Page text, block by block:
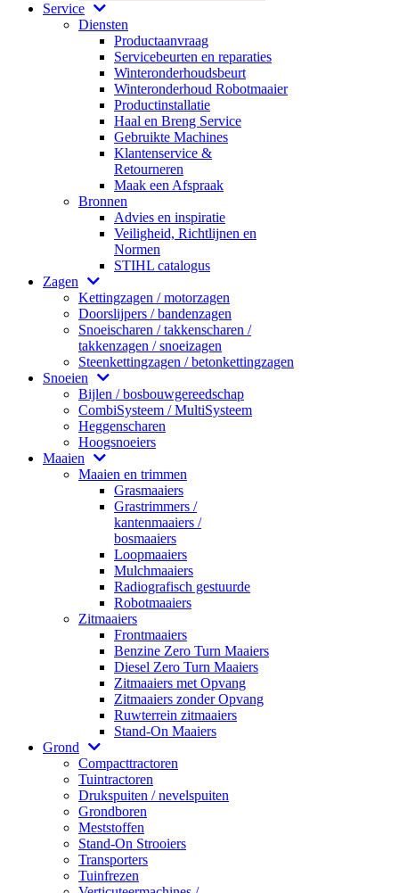
Service
Diensten
Productaanvraag
Servicebeurten en reparaties
Winteronderhoudsbeurt
Winteronderhoud Robotmaaier
Productinstallatie
Haal en Breng Service
Gebruikte Machines
Klantenservice &
Retourneren
Maak een Afspraak
Bronnen
Advies en inspiratie
Veiligheid, Richtlijnen en
Normen
STIHL catalogus
Zagen
Kettingzagen / motorzagen
Doorslijpers / bandenzagen
Snoeischaren / takkenscharen /
takkenzagen / snoeizagen
Steenkettingzagen / betonkettingzagen
Snoeien
Bijlen / bosbouwgereedschap
CombiSysteem / MultiSysteem
Heggenscharen
Hoogsnoeiers
Maaien
Maaien en trimmen
Grasmaaiers
Grastrimmers /
kantenmaaiers /
bosmaaiers
Loopmaaiers
Mulchmaaiers
Radiografisch gestuurde
Robotmaaiers
Zitmaaiers
Frontmaaiers
Benzine Zero Turn Maaiers
Diesel Zero Turn Maaiers
Zitmaaiers met Opvang
Zitmaaiers zonder Opvang
Ruwterrein zitmaaiers
Stand-On Maaiers
Grond
Compacttractoren
Tuintractoren
Drukspuiten / nevelspuiten
Grondboren
Meststoffen
Stand-On Strooiers
Transporters
Tuinfrezen